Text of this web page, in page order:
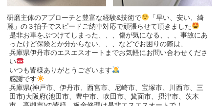
研磨主体のアプローチと豊富な経験&技術で
「早い、安い、綺
麗」の３拍子でスピードご納車対応で頑張らせて頂きました
是非お車をぶつけてしまった、、、傷が気になる、、、事故にあ
ったけど保険とか分からない、、、などでお困りの際は、
兵庫県伊丹市のエスエスオートまでお気軽にお問い合わせくださ
い
いつも皆様ありがとうございます
感謝です
兵庫県(神戸市、伊丹市、西宮市、尼崎市、宝塚市、川西市、三
田市)大阪府(池田市、豊中市、吹田市、箕面市、摂津市、茨木